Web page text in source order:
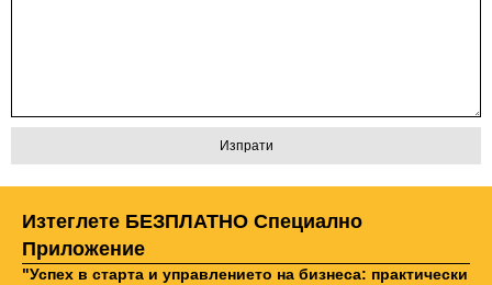
Изтеглете БЕЗПЛАТНО Специално
Приложение
"Успех в старта и управлението на бизнеса: практически